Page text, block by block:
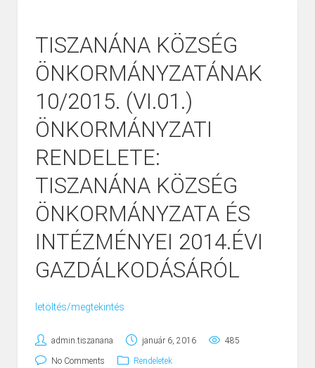
TISZANÁNA KÖZSÉG
ÖNKORMÁNYZATÁNAK
10/2015. (VI.01.)
ÖNKORMÁNYZATI
RENDELETE:
TISZANÁNA KÖZSÉG
ÖNKORMÁNYZATA ÉS
INTÉZMÉNYEI 2014.ÉVI
GAZDÁLKODÁSÁRÓL
letöltés/megtekintés
admin.tiszanana január 6, 2016 485
No Comments Rendeletek